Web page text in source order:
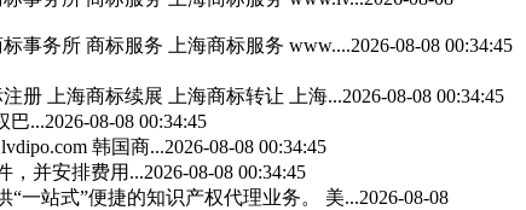
事务所 商标服务 上海商标服务 www....2026-08-08 00:34:45
册 上海商标续展 上海商标转让 上海...2026-08-08 00:34:45
巴...2026-08-08 00:34:45
韩国商...2026-08-08 00:34:45
，并安排费用...2026-08-08 00:34:45
一站式”便捷的知识产权代理业务。 美...2026-08-08